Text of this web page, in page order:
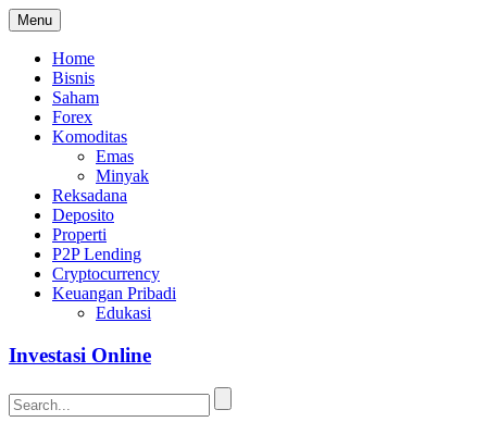
Menu
Home
Bisnis
Saham
Forex
Komoditas
Emas
Minyak
Reksadana
Deposito
Properti
P2P Lending
Cryptocurrency
Keuangan Pribadi
Edukasi
Investasi Online